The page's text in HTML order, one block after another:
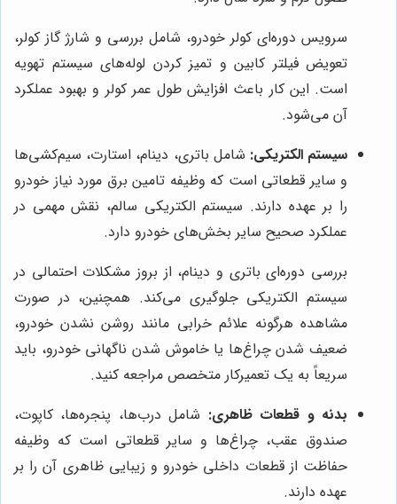
سرویس دوره‌ای کولر خودرو، شامل بررسی و شارژ گاز کولر،
تعویض فیلتر کابین و تمیز کردن لوله‌های سیستم تهویه
است. این کار باعث افزایش طول عمر کولر و بهبود عملکرد
آن می‌شود.
سیستم الکتریکی: شامل باتری، دینام، استارت، سیم‌کشی‌ها
و سایر قطعاتی است که وظیفه تامین برق مورد نیاز خودرو
را بر عهده دارند. سیستم الکتریکی سالم، نقش مهمی در
عملکرد صحیح سایر بخش‌های خودرو دارد.
بررسی دوره‌ای باتری و دینام، از بروز مشکلات احتمالی در
سیستم الکتریکی جلوگیری می‌کند. همچنین، در صورت
مشاهده هرگونه علائم خرابی مانند روشن نشدن خودرو،
ضعیف شدن چراغ‌ها یا خاموش شدن ناگهانی خودرو، باید
سریعاً به یک تعمیرکار متخصص مراجعه کنید.
بدنه و قطعات ظاهری: شامل درب‌ها، پنجره‌ها، کاپوت،
صندوق عقب، چراغ‌ها و سایر قطعاتی است که وظیفه
حفاظت از قطعات داخلی خودرو و زیبایی ظاهری آن را بر
عهده دارند.